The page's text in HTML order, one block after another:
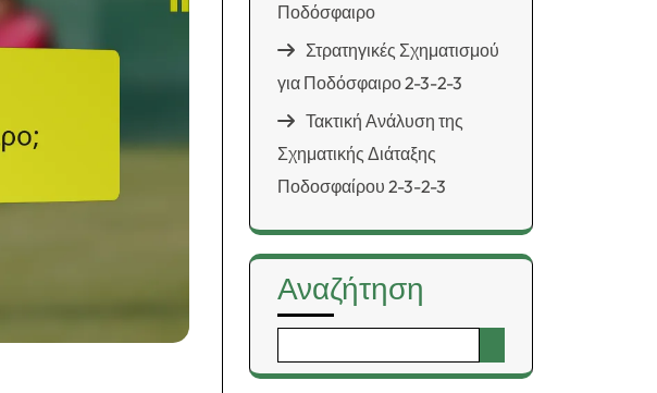
Ποδόσφαιρο
Στρατηγικές Σχηματισμού
για Ποδόσφαιρο 2-3-2-3
Τακτική Ανάλυση της
Σχηματικής Διάταξης
Ποδοσφαίρου 2-3-2-3
Αναζήτηση
for: